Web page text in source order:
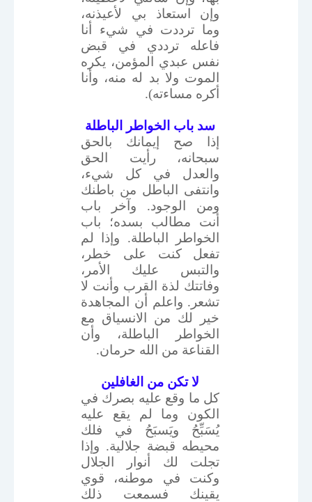
وإن استعاذ بي لأعيذنه،
وما ترددت في شيء أنا
فاعله ترددي في قبض
نفس عبدي المؤمن، يكره
الموت ولا بد له منه، وأنا
أكره مساءته).
سد باب الخواطر الباطلة
إذا صح إيمانك بالحق
سبحانه، رأيت الحق
والعدل في كل شيء،
وانتفى الباطل من باطنك
ومن الوجود. وآخر باب
أنت مطالب بسده؛ باب
الخواطر الباطلة. وإذا لم
تفعل كنت على خطر،
والتبس عليك الأمر،
وفاتتك لذة القرب وأنت لا
تشعر. واعلم أن المجاهدة
خير لك من الانسياق مع
الخواطر الباطلة، وأن
القناعة من الله حرمان.
لا تكن من الغافلين
كل ما وقع عليه بصرك في
الكون وما لم يقع عليه
يُسَبِّحُ ويَسبَحُ في فلك
محيطه قبضة جلالية. وإذا
تجلت لك أنوار الجلال
وكنت في موطنه، قوي
يقينك فسمعت ذلك